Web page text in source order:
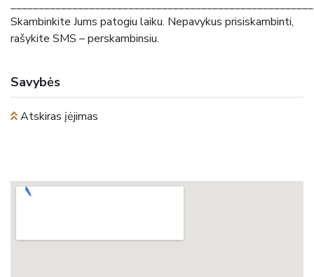
______________________________________________________
Skambinkite Jums patogiu laiku. Nepavykus prisiskambinti,
rašykite SMS – perskambinsiu.
Savybės
Atskiras įėjimas